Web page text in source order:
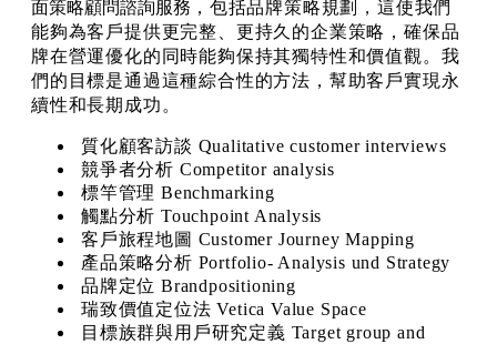
面策略顧問諮詢服務 ，包括品牌策略規劃
，這使我們
能夠為客戶提供更完整、更持久的企業策略，確保品
牌在營運優化的同時能夠保持其獨特性和價值觀。我
們的目標是通過這種綜合性的方法，幫助客戶實現永
續性和長期成功。
質化顧客訪談 Qualitative customer interviews
競爭者分析 Competitor analysis
標竿管理 Benchmarking
觸點分析 Touchpoint Analysis
客戶旅程地圖 Customer Journey Mapping
產品策略分析 Portfolio- Analysis und Strategy
品牌定位 Brandpositioning
瑞致價值定位法 Vetica Value Space
目標族群與用戶研究定義 Target group and